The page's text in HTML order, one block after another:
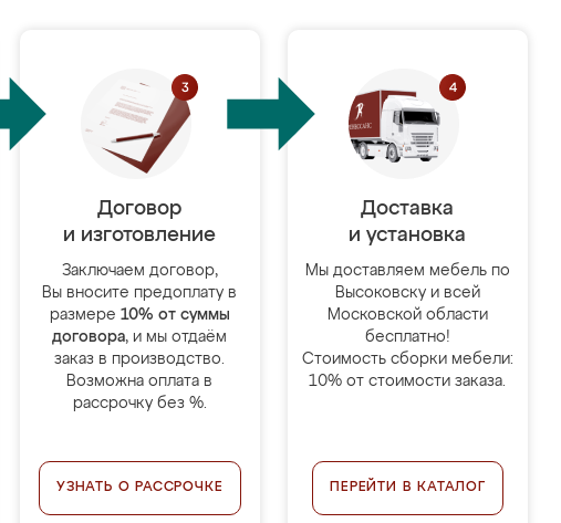
Договор
и изготовление
Заключаем договор,
Вы вносите предоплату в
размере 10% от суммы
договора, и мы отдаём
заказ в производство.
Возможна оплата в
рассрочку без %.
УЗНАТЬ О РАССРОЧКЕ
Доставка
и установка
Мы доставляем мебель по
Высоковску и всей
Московской области
бесплатно!
Стоимость сборки мебели:
10% от стоимости заказа.
ПЕРЕЙТИ В КАТАЛОГ